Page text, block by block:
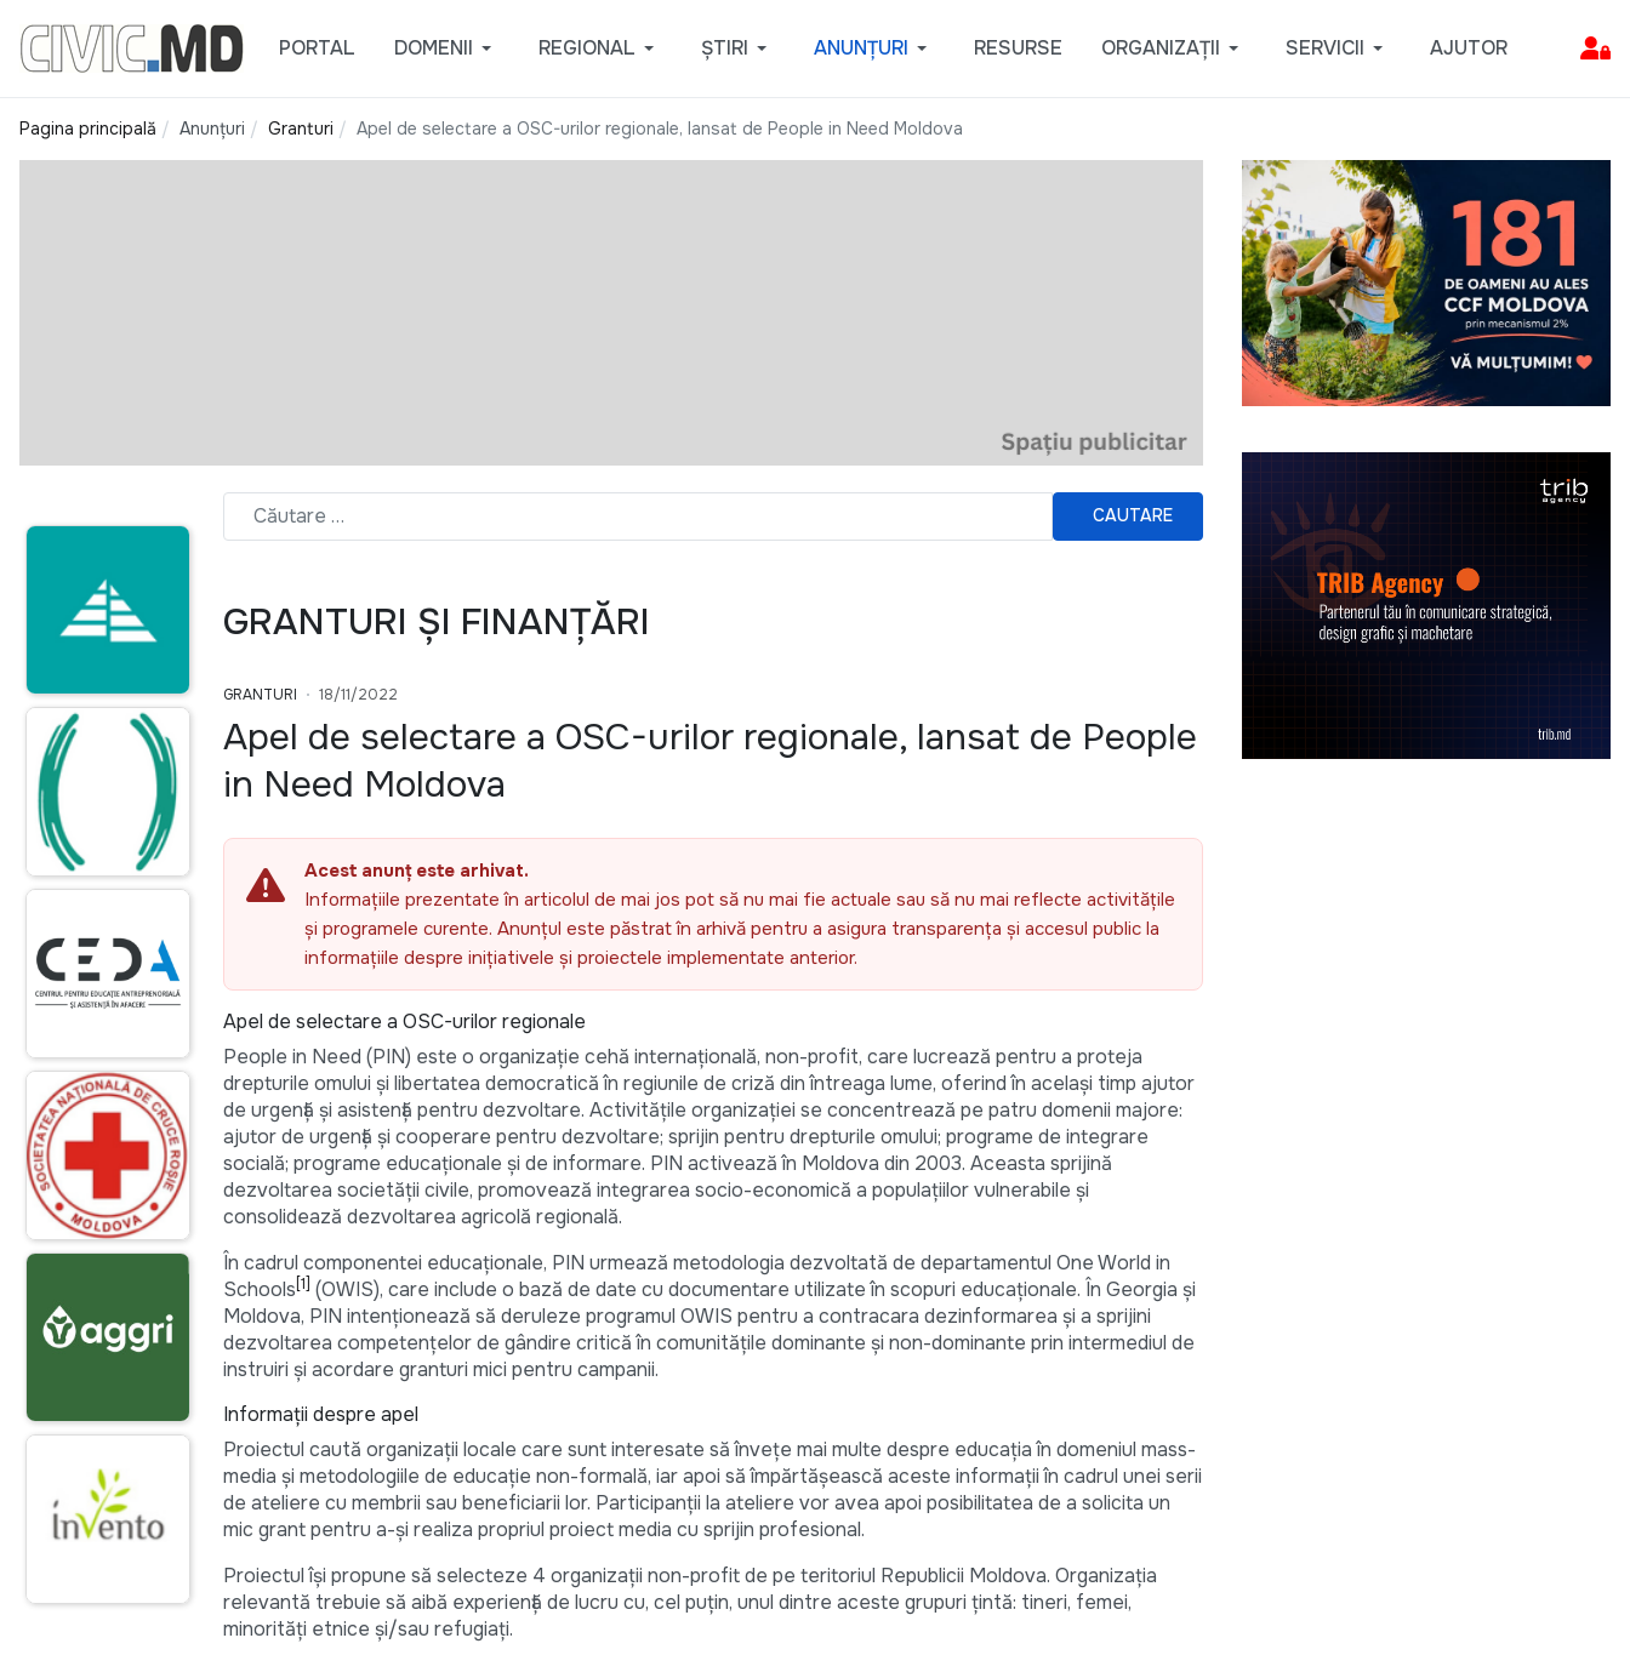
PORTAL DOMENII REGIONAL ȘTIRI ANUNȚURI RESURSE ORGANIZAȚII SERVICII AJUTOR
Pagina principală Anunțuri Granturi Apel de selectare a OSC-urilor regionale, lansat de People in Need Moldova
CAUTARE
GRANTURI ȘI FINANȚĂRI
GRANTURI 18/11/2022
Apel de selectare a OSC-urilor regionale, lansat de People
in Need Moldova
Acest anunț este arhivat.
Informațiile prezentate în articolul de mai jos pot să nu mai fie actuale sau să nu mai reflecte activitățile
și programele curente. Anunțul este păstrat în arhivă pentru a asigura transparența și accesul public la
informațiile despre inițiativele și proiectele implementate anterior.
Apel de selectare a OSC-urilor regionale
People in Need (PIN) este o organizație cehă internațională, non-profit, care lucrează pentru a proteja
drepturile omului și libertatea democratică în regiunile de criză din întreaga lume, oferind în același timp ajutor
de urgență și asistență pentru dezvoltare. Activitățile organizației se concentrează pe patru domenii majore:
ajutor de urgență și cooperare pentru dezvoltare; sprijin pentru drepturile omului; programe de integrare
socială; programe educaționale și de informare. PIN activează în Moldova din 2003. Aceasta sprijină
dezvoltarea societății civile, promovează integrarea socio-economică a populațiilor vulnerabile și
consolidează dezvoltarea agricolă regională.
În cadrul componentei educaționale, PIN urmează metodologia dezvoltată de departamentul One World in
Schools[1] (OWIS), care include o bază de date cu documentare utilizate în scopuri educaționale. În Georgia și
Moldova, PIN intenționează să deruleze programul OWIS pentru a contracara dezinformarea și a sprijini
dezvoltarea competențelor de gândire critică în comunitățile dominante și non-dominante prin intermediul de
instruiri și acordare granturi mici pentru campanii.
Informații despre apel
Proiectul caută organizații locale care sunt interesate să învețe mai multe despre educația în domeniul mass-
media și metodologiile de educație non-formală, iar apoi să împărtășească aceste informații în cadrul unei serii
de ateliere cu membrii sau beneficiarii lor. Participanții la ateliere vor avea apoi posibilitatea de a solicita un
mic grant pentru a-și realiza propriul proiect media cu sprijin profesional.
Proiectul își propune să selecteze 4 organizații non-profit de pe teritoriul Republicii Moldova. Organizația
relevantă trebuie să aibă experiență de lucru cu, cel puțin, unul dintre aceste grupuri țintă: tineri, femei,
minorități etnice și/sau refugiați.